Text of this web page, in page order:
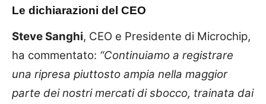
Le dichiarazioni del CEO
Steve Sanghi, CEO e Presidente di Microchip,
ha commentato: “Continuiamo a registrare
una ripresa piuttosto ampia nella maggior
parte dei nostri mercati di sbocco, trainata dai